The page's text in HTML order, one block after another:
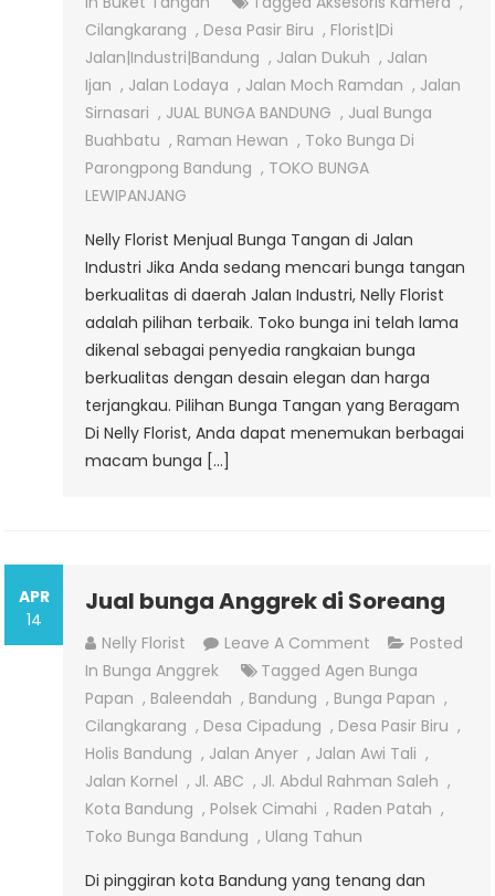
Bunga
Tangan
Di
Jalan
Industri
Cilangkarang , Desa Pasir Biru , Florist|di
Jalan|industri|bandung , Jalan Dukuh , Jalan
Ijan , Jalan Lodaya , Jalan Moch Ramdan , Jalan
Sirnasari , JUAL BUNGA BANDUNG , Jual Bunga
Buahbatu , Raman Hewan , Toko Bunga Di
Parongpong Bandung , TOKO BUNGA
LEWIPANJANG
Nelly Florist Menjual Bunga Tangan di Jalan
Industri Jika Anda sedang mencari bunga tangan
berkualitas di daerah Jalan Industri, Nelly Florist
adalah pilihan terbaik. Toko bunga ini telah lama
dikenal sebagai penyedia rangkaian bunga
berkualitas dengan desain elegan dan harga
terjangkau. Pilihan Bunga Tangan yang Beragam
Di Nelly Florist, Anda dapat menemukan berbagai
macam bunga […]
APR
14
Jual bunga Anggrek di Soreang
Nelly Florist Leave A Comment On
Jual
Bunga
Anggrek
Di
Soreang
Posted
In Bunga Anggrek TaggedAgen Bunga
Papan , Baleendah , Bandung , Bunga Papan ,
Cilangkarang , Desa Cipadung , Desa Pasir Biru ,
Holis Bandung , Jalan Anyer , Jalan Awi Tali ,
Jalan Kornel , Jl. ABC , Jl. Abdul Rahman Saleh ,
Kota Bandung , Polsek Cimahi , Raden Patah ,
Toko Bunga Bandung , Ulang Tahun
Di pinggiran kota Bandung yang tenang dan